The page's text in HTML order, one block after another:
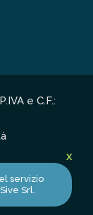
e C.F.:
X
servizio
Srl.